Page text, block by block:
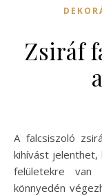
Zsiráf
A falcsiszoló zsiráf használata otthon sokak számára új
kihívást jelenthet,
felületekre van
könnyedén